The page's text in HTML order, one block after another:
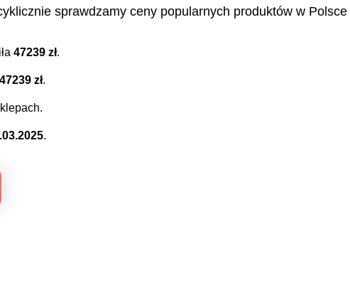
sprawdzamy ceny popularnych produktów w
47239 zł.
47239 zł.
.